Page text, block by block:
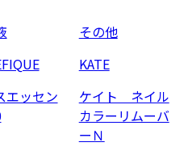
エッセン
その他
KATE
ケイト ネイル
カラーリムーバ
ーＮ